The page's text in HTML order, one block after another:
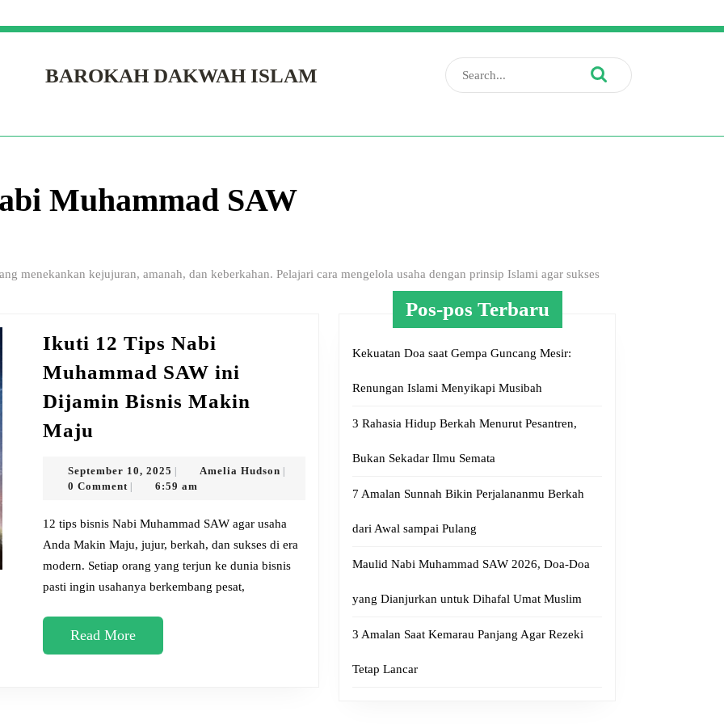
BAROKAH DAKWAH ISLAM
Muhammad SAW
menekankan kejujuran, amanah, dan keberkahan. Pelajari cara mengelola usaha dengan prinsip Islami agar sukses
Ikuti 12 Tips Nabi
Muhammad SAW ini
Dijamin Bisnis Makin
Maju
Tips
Nabi
Muhammad
SAW
ini
Dijamin
Bisnis
Makin
September 10, 2025 September
10,
Amelia HudsonAmelia
0 Comment 6:59 am
12 tips bisnis Nabi Muhammad SAW agar usaha
Anda Makin Maju, jujur, berkah, dan sukses di era
modern. Setiap orang yang terjun ke dunia bisnis
pasti ingin usahanya berkembang pesat,
Read MoreRead
More
Pos-pos Terbaru
Kekuatan Doa saat Gempa Guncang Mesir:
Renungan Islami Menyikapi Musibah
3 Rahasia Hidup Berkah Menurut Pesantren,
Bukan Sekadar Ilmu Semata
7 Amalan Sunnah Bikin Perjalananmu Berkah
dari Awal sampai Pulang
Maulid Nabi Muhammad SAW 2026, Doa-Doa
yang Dianjurkan untuk Dihafal Umat Muslim
3 Amalan Saat Kemarau Panjang Agar Rezeki
Tetap Lancar